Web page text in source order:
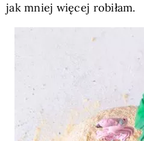
jak mniej więcej robiłam.